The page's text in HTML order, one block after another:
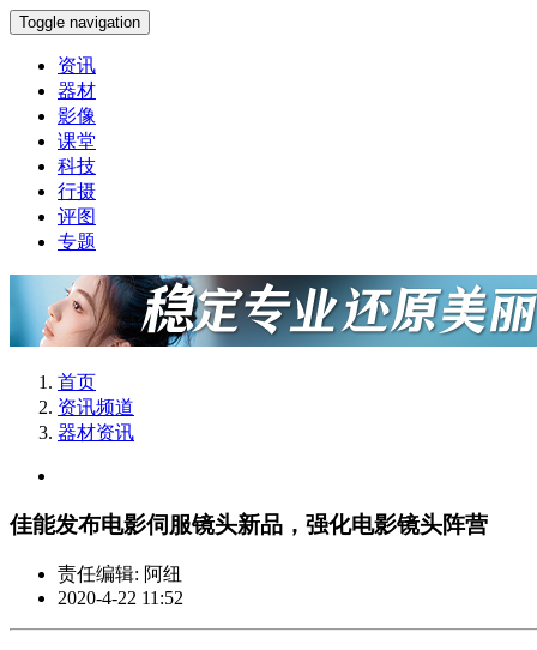
Toggle navigation
资讯
器材
影像
课堂
科技
行摄
评图
专题
首页
资讯频道
器材资讯
佳能发布电影伺服镜头新品，强化电影镜头阵营
责任编辑: 阿纽
2020-4-22 11:52